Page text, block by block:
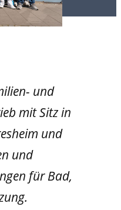
und
mit Sitz in
und
und
für Bad,